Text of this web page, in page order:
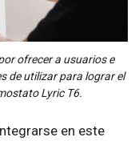
ofrecer a usuarios e
de utilizar para lograr el
Lyric T6.
en este